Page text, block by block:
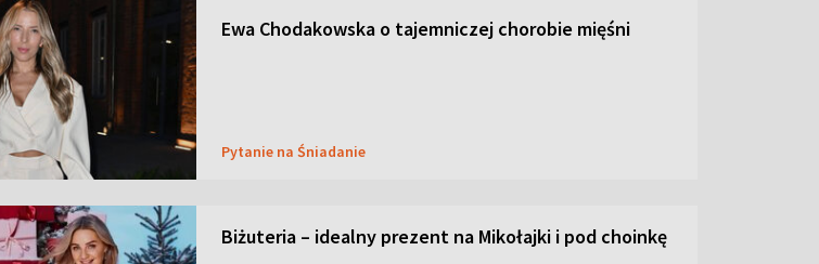
Ewa Chodakowska o tajemniczej chorobie mięśni
Pytanie na Śniadanie
Biżuteria – idealny prezent na Mikołajki i pod choinkę